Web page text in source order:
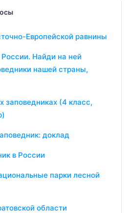
Европейской равнины
Найди на ней
нашей страны,
заповедниках (4 класс,
доклад
в России
парки лесной
области